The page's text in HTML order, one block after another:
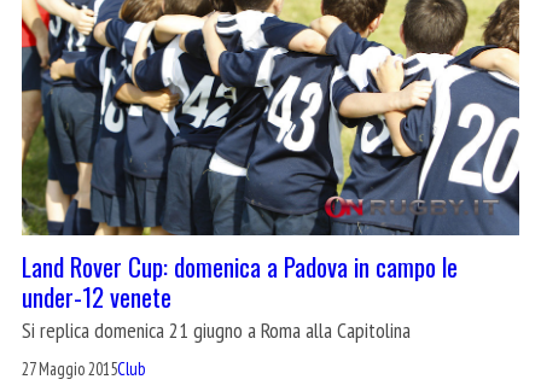
Land Rover Cup: domenica a Padova in campo le
under-12 venete
Si replica domenica 21 giugno a Roma alla Capitolina
27 Maggio 2015Club